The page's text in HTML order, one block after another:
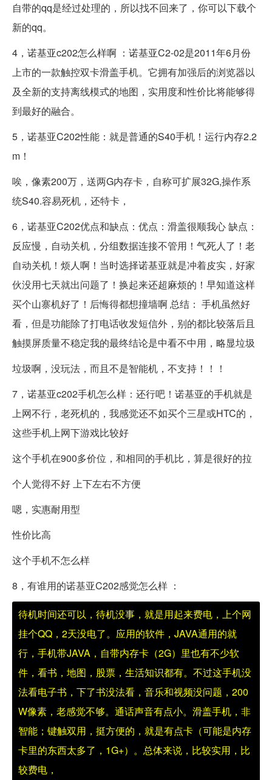
自带的qq是经过处理的，所以找不回来了，你可以下载个
新的qq。
4，诺基亚c202怎么样啊 ：诺基亚C2-02是2011年6月份
上市的一款触控双卡滑盖手机。它拥有加强后的浏览器以
及全新的支持离线模式的地图，实用度和性价比将能够得
到最好的融合。
5，诺基亚C202性能：就是普通的S40手机！运行内存2.2
m！
唉，像素200万，送两G内存卡，自称可扩展32G,操作系
统S40.容易死机，还特卡，
6，诺基亚C202优点和缺点：优点：滑盖很顺我心 缺点：
反应慢，自动关机，分组数据连接不管用！气死人了！老
自动关机！烦人啊！当时选择诺基亚就是冲着皮实，好家
伙没用七天就出问题了！换起来还超麻烦的！早知道这样
买个山寨机好了！后悔得都想撞墙啊 总结： 手机虽然好
看，但是功能除了打电话收发短信外，别的都比较落后且
触摸屏质量不稳定我的最终结论是中看不中用，略显垃圾
垃圾啊，没玩法，而且不是智能机，不支持！！！
7，诺基亚c202手机怎么样：还行吧！诺基亚的手机就是
上网不行，老死机的，我感觉还不如买个三星或HTC的，
这些手机上网下游戏比较好
这个手机在900多价位，和相同的手机比，算是很好的拉
个人觉得不好 上下左右不方便
嗯，实惠耐用型
性价比高
这个手机不怎么样
8，有谁用的诺基亚C202感觉怎么样 ：
待机时间还可以，待机没事，就是用起来费电，上个网
挂个QQ，2天没电了。应用的软件，JAVA通用的就
行，手机带JAVA，自带内存卡（2G）里也有不少软
件，看书，地图，股票，生活知识都有。不过这手机没
法看电子书，下了书没法看，音乐和视频没问题，200
W像素，老感觉不够。通话声音有点小。滑盖手机，非
智能；键触双用，挺方便的，就是有点卡（可能是内存
卡里的东西太多了，1G+）。总体来说，比较实用，比
较费电，